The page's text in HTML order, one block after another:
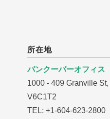
所在地
バンクーバーオフィス
1000 - 409 Granville
V6C1T2
TEL: +1-604-623-2800